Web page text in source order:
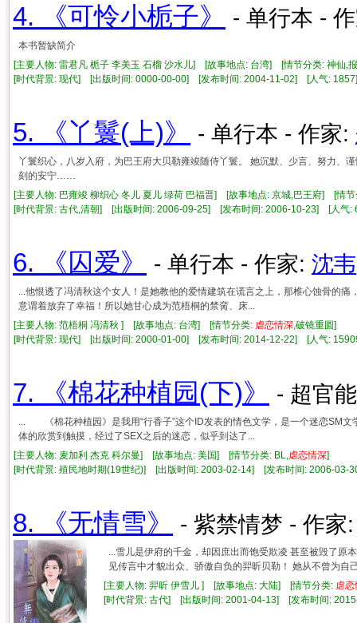
4. 《可怜小栀子》 - 单行本 -
本书暂缺简介
[主要人物: 雷君凡 栀子 李美玉 石榴 沙水儿] [故事地点: 台湾] [情节分类: 神仙,
[时代背景: 现代] [出版时间: 0000-00-00] [发布时间: 2004-11-02] [人气:
5. 《丫鬟(上)》 - 单行本 - 作家:
丫鬟织心，八岁入府，为巴王府大贝勒雍竣随侍丫鬟。 她沉默、少言、努力
刻的安宁……
[主要人物: 巴雍竣 柳织心 冬儿 夏儿 绿荷 巴福晋] [故事地点: 京城,巴王府] [情节
[时代背景: 古代,清朝] [出版时间: 2006-09-25] [发布时间: 2006-10-23] [人气
6. 《囚爱》 - 单行本 - 作家: 沈韦
...他恨透了冯清秋这个女人！是她教他的爱情建筑在谎言之上，那椎心蚀骨
意谓着放弃了幸福！所以她甘心成为范梧桐的禁脔、床...
[主要人物: 范梧桐 冯清秋 ] [故事地点: 台湾] [情节分类: 虐恋情深 ,破镜重圆]
[时代背景: 现代] [出版时间: 2000-01-00] [发布时间: 2014-12-22] [人气:
7. 《棉花种植园(下)》 - 超官
... 《棉花种植园》是我用“行香子”这个ID发表的情色文学，是一个迷恋SM
体的欣赏到触摸，经过了SEX之后的迷恋，似乎到达了...
[主要人物: 麦加利 杰克 科尔曼] [故事地点: 美国] [情节分类: BL,
虐恋情深]
[时代背景: 殖民地时期(19世纪)] [出版时间: 2003-02-14] [发布时间: 2006-
8. 《无情雪》 - 紫禁情梦 - 作
...雪儿是伊府的千金，却因庶出而饱受欺凌 甚至被毁了
见传言中才貌出众、骄傲自负的羿昕贝勒！ 她从不曾为自
[主要人物: 羿昕 伊雪儿 ] [故事地点: 大陆] [情节分类: 虐恋
[时代背景: 古代] [出版时间: 2001-04-13] [发布时间: